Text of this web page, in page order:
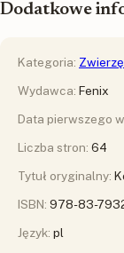
Dodatkowe
Kategoria:
Wydawca: Fenix
Data pierwszego
Liczba stron: 64
Tytuł oryginalny:
ISBN: 978-83-
Język: pl